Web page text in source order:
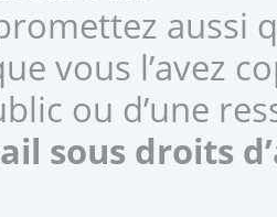
aussi
vous l’avez
ou d’une
sous droits